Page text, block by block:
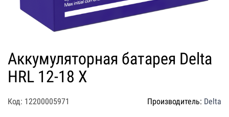
Аккумуляторная батарея Delta
HRL 12-18 X
Код: 12200005971 Производитель: Delta